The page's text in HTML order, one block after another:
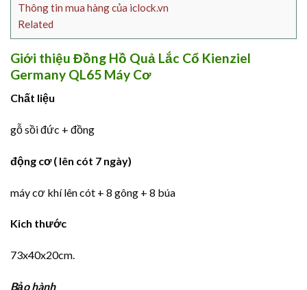
Thông tin mua hàng của iclock.vn
Related
Giới thiệu Đồng Hồ Quả Lắc Cổ Kienziel
Germany QL65 Máy Cơ
Chất liệu
gỗ sồi đức + đồng
động cơ ( lên cót 7 ngày)
máy cơ khí lên cót + 8 gông + 8 búa
Kich thước
73x40x20cm.
Bảo hành